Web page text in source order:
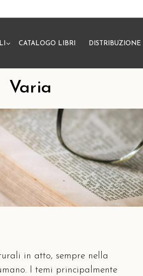
CATALOGO LIBRI DISTRIBUZIONE
Varia
in atto, sempre nella
I temi principalmente